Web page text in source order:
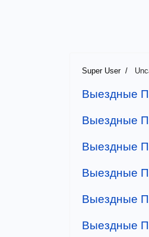
Super User
Выездные
Выездные
Выездные
Выездные
Выездные
Выездные